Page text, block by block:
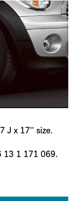
J x 17'' size.
13 1 171 069.